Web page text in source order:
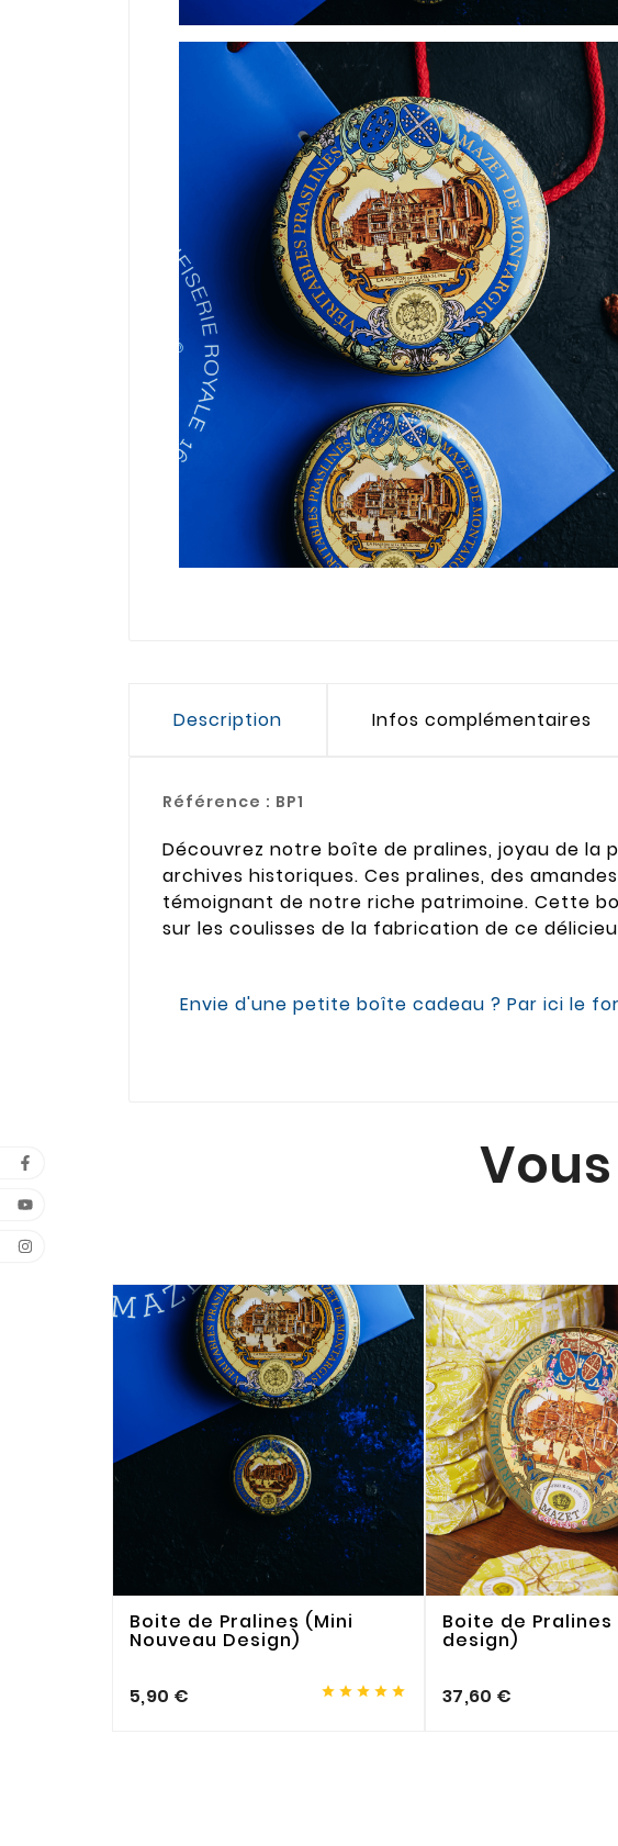
Description Infos complémentaires
Référence : BP1
Découvrez notre boîte de pralines, joyau de la
archives historiques. Ces pralines, des
témoignant de notre riche patrimoine. Cette
sur les coulisses de la fabrication de ce
Envie d'une petite boîte cadeau ? Par ici le
Boite de Pralines (Mini
Nouveau Design)
5,90 €     
Boite de Pralines
design)
37,60 €